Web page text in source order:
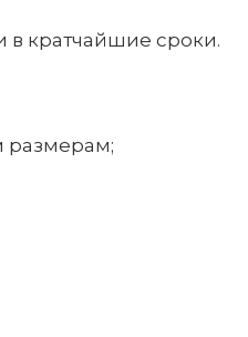
в кратчайшие сроки.
размерам;